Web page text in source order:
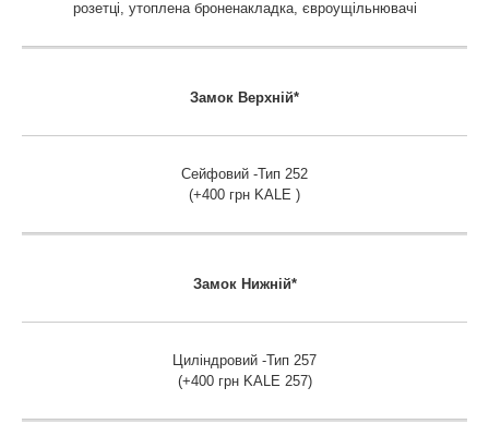
розетці, утоплена броненакладка, євроущільнювачі
Замок Верхній*
Сейфовий -Тип 252
(+400 грн KALE )
ЗамокНижній*
Циліндровий -Тип 257
(+400 грн KALE 257)